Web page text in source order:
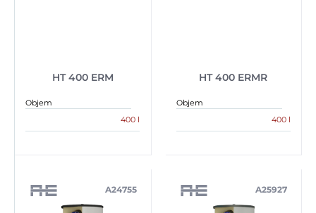
HT 400 ERM
Objem
400 l
HT 400 ERMR
Objem
400 l
A24755 A25927